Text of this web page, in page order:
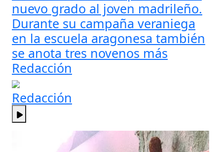
nuevo grado al joven madrileño.
Durante su campaña veraniega
en la escuela aragonesa también
se anota tres novenos más
Redacción
Redacción